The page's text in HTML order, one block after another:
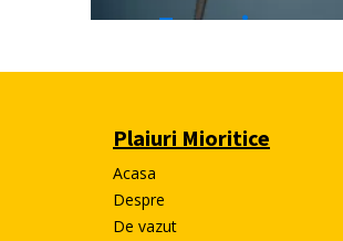
Plaiuri Mioritice
Acasa
Despre
De vazut